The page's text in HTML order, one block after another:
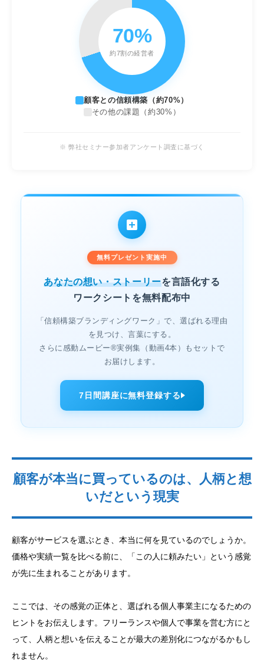
70%
約7割の経営者
顧客との信頼構築（約70%）
その他の課題（約30%）
※ 弊社セミナー参加者アンケート調査に基づく
無料プレゼント実施中
あなたの想い・ストーリーを言語化する
ワークシートを無料配布中
「信頼構築ブランディングワーク」で、選ばれる理由
を見つけ、言葉にする。
さらに感動ムービー®実例集（動画4本）もセットで
お届けします。
7日間講座に無料登録する
顧客が本当に買っているのは、人柄と想
いだという現実
顧客がサービスを選ぶとき、本当に何を見ているのでしょうか。
価格や実績一覧を比べる前に、「この人に頼みたい」という感覚
が先に生まれることがあります。
ここでは、その感覚の正体と、選ばれる個人事業主になるための
ヒントをお伝えします。フリーランスや個人で事業を営む方にと
って、人柄と想いを伝えることが最大の差別化につながるかもし
れません。